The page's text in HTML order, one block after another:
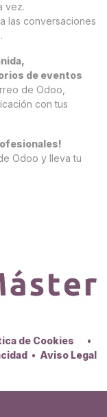
vez.
las conversaciones
de eventos
de Odoo,
con tus
Odoo y lleva tu
de Cookies
•
• Aviso Legal